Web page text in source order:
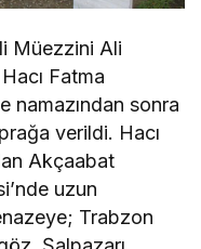
Müezzini Ali
Fatma
namazından sonra
verildi. Hacı
Akçaabat
uzun
Trabzon